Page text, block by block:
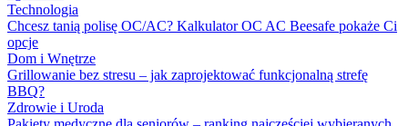
Technologia
Chcesz tanią polisę OC/AC? Kalkulator OC AC Beesafe pokaże Ci
opcje
Dom i Wnętrze
Grillowanie bez stresu – jak zaprojektować funkcjonalną strefę
BBQ?
Zdrowie i Uroda